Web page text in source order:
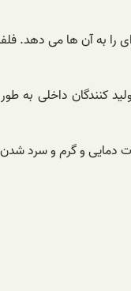
را به آن ها می دهد.
کنندگان داخلی
دمایی و گرم و سرد